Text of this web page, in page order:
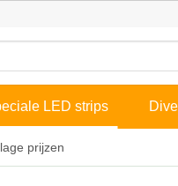
LED strips
prijzen